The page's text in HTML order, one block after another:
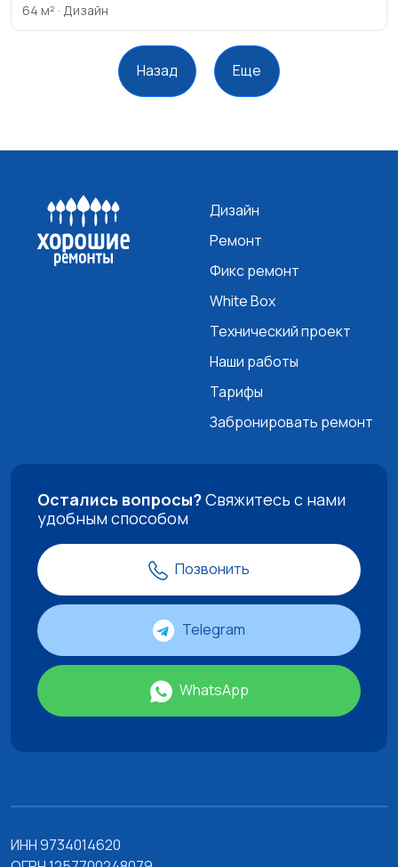
64 м² · Дизайн
Назад Еще
Дизайн
Ремонт
Фикс ремонт
White Box
Технический проект
Наши работы
Тарифы
Забронировать ремонт
Остались вопросы?Свяжитесь с нами
удобным способом
Позвонить
Telegram
WhatsApp
ИНН 9734014620